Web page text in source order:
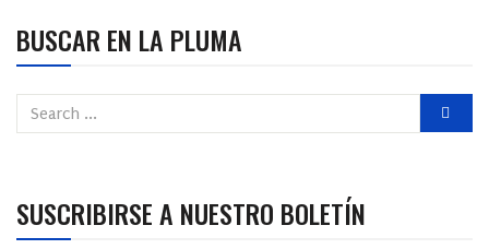
BUSCAR EN LA PLUMA
SUSCRIBIRSE A NUESTRO BOLETÍN